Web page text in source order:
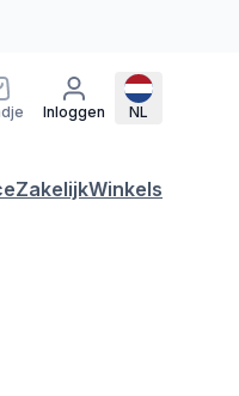
Inloggen NL
ZakelijkWinkels